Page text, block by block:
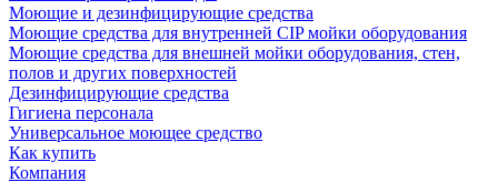
Моющие и дезинфицирующие средства
Моющие средства для внутренней CIP мойки оборудования
Моющие средства для внешней мойки оборудования, стен,
полов и других поверхностей
Дезинфицирующие средства
Гигиена персонала
Универсальное моющее средство
Как купить
Компания